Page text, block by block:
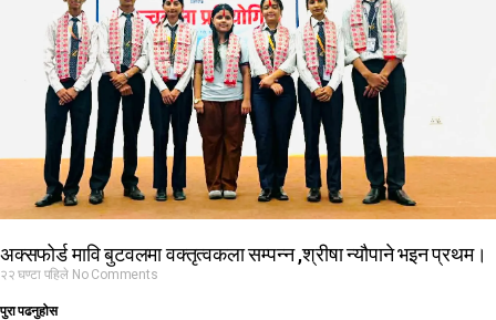
अक्सफोर्ड मावि बुटवलमा वक्तृत्वकला सम्पन्न ,श्रीषा न्यौपाने भइन प्रथम।
२२ घण्टा पहिले No Comments
पुरा पढनुहोस